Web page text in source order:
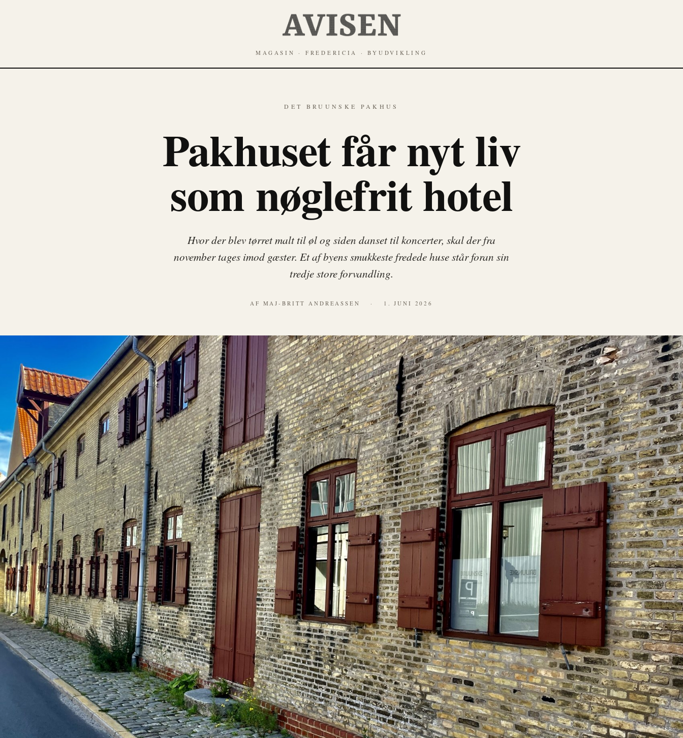
MAGASIN · FREDERICIA · BYUDVIKLING
DET BRUUNSKE PAKHUS
Pakhuset får nyt liv
som nøglefrit hotel
Hvor der blev tørret malt til øl og siden danset til koncerter, skal der fra
november tages imod gæster. Et af byens smukkeste fredede huse står foran sin
tredje store forvandling.
AF MAJ-BRITT ANDREASSEN · 1. JUNI 2026